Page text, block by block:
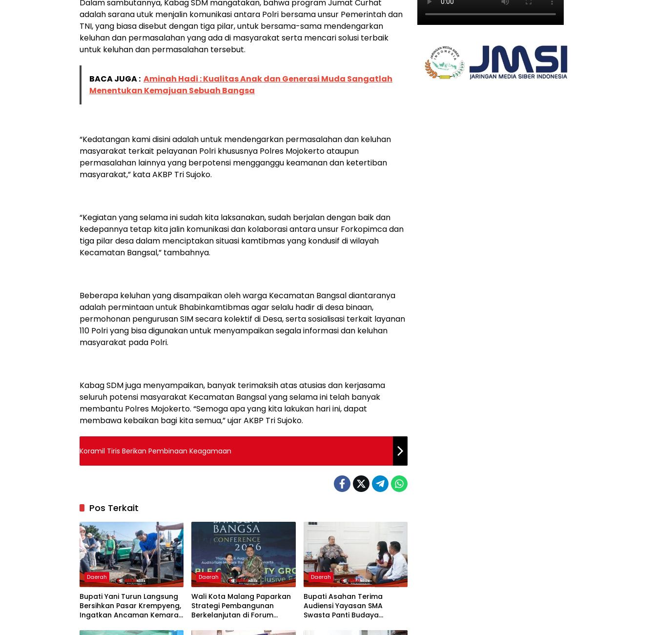
Dalam sambutannya, Kabag SDM mangatakan, bahwa program Jumat Curhat
adalah sarana utuk menjalin komunikasi antara Polri bersama unsur Pemerintah dan
TNI, yang biasa disebut dengan tiga pilar, untuk bersama-sama mendengarkan
keluhan dan permasalahan yang ada di masyarakat serta mencari solusi terbaik
untuk keluhan dan permasalahan tersebut.
BACA JUGA : Aminah Hadi : Kualitas Anak dan Generasi Muda Sangatlah
Menentukan Kemajuan Sebuah Bangsa
“Kedatangan kami disini adalah untuk mendengarkan permasalahan dan keluhan
masyarakat terkait pelayanan Polri khususnya Polres Mojokerto ataupun
permasalahan lainnya yang berpotensi mengganggu keamanan dan ketertiban
masyarakat,” kata AKBP Tri Sujoko.
“Kegiatan yang selama ini sudah kita laksanakan, sudah berjalan dengan baik dan
kedepannya tetap kita jalin komunikasi dan kolaborasi antara unsur Forkopimca dan
tiga pilar desa dalam menciptakan situasi kamtibmas yang kondusif di wilayah
Kecamatan Bangsal,” tambahnya.
Beberapa keluhan yang disampaikan oleh warga Kecamatan Bangsal diantaranya
adalah permintaan untuk Bhabinkamtibmas agar selalu hadir di desa binaan,
permohonan pengurusan SIM secara kolektif di Desa, serta sosialisasi terkait layanan
110 Polri yang bisa digunakan untuk menyampaikan segala informasi dan keluhan
masyarakat pada Polri.
Kabag SDM juga menyampaikan, banyak terimaksih atas atusias dan kerjasama
seluruh potensi masyarakat Kecamatan Bangsal yang selama ini telah banyak
membantu Polres Mojokerto. “Semoga apa yang kita lakukan hari ini, dapat
membawa kebaikan bagi kita semua,” ujar AKBP Tri Sujoko.
Koramil Tiris Berikan Pembinaan Keagamaan
Pos Terkait
Daerah
Bupati Yani Turun Langsung
Bersihkan Pasar Krempyeng,
Ingatkan Ancaman Kemarau
Daerah
Wali Kota Malang Paparkan
Strategi Pembangunan
Berkelanjutan di Forum
Daerah
Bupati Asahan Terima
Audiensi Yayasan SMA
Swasta Panti Budaya